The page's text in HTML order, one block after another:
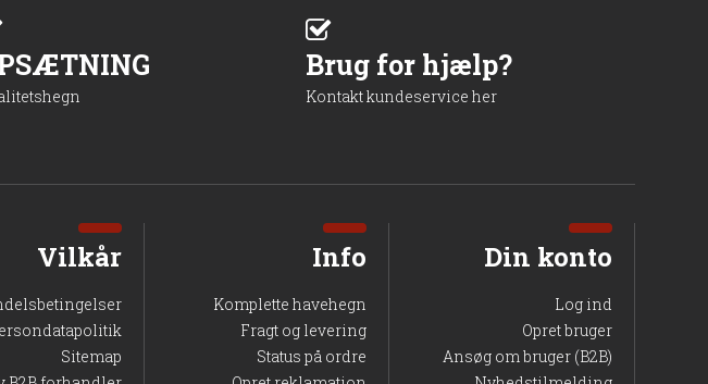
Brug for hjælp?
Kontakt kundeservice her
Vilkår
Sitemap
Info
Komplette havehegn
Fragt og levering
Status på ordre
Din konto
Log ind
Opret bruger
Ansøg om bruger (B2B)